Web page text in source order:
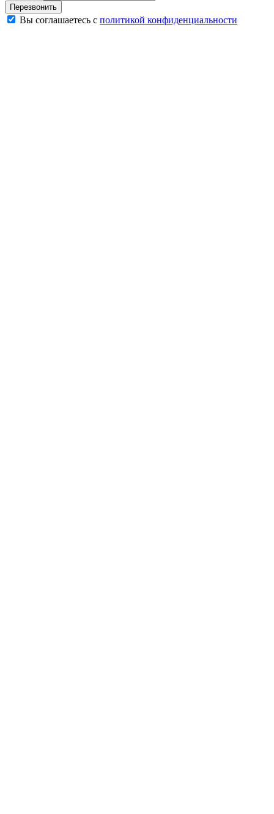
Перезвонить
Вы соглашаетесь с политикой конфиденциальности